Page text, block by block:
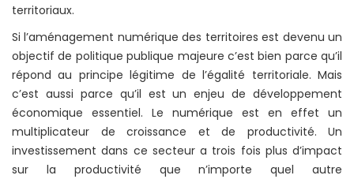
territoriaux.
Si l’aménagement numérique des territoires est devenu un
objectif de politique publique majeure c’est bien parce qu’il
répond au principe légitime de l’égalité territoriale. Mais
c’est aussi parce qu’il est un enjeu de développement
économique essentiel. Le numérique est en effet un
multiplicateur de croissance et de productivité. Un
investissement dans ce secteur a trois fois plus d’impact
sur la productivité que n’importe quel autre